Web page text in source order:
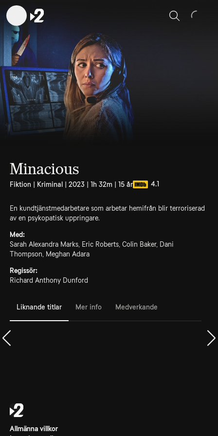
Sök
Minacious
Fiktion | Kriminal | 2023 | 1h 32m | 15 år 4.1
En kundtjänstmedarbetare som arbetar hemifrån blir terroriserad
av en psykopatisk uppringare.
Med:
Sarah Alexandra Marks, Eric Roberts, Colin Baker, Dani
Thompson, Meghan Adara
Regissör:
Richard Anthony Dunford
Liknande titlar Mer info Medverkande
Allmänna villkor